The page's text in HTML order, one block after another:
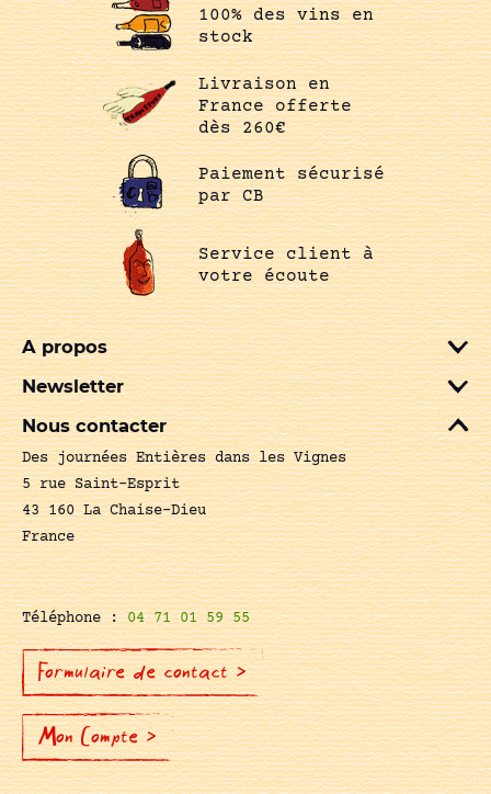
100% des vins en
stock
Livraison en
France offerte
dès 260€
Paiement sécurisé
par CB
Service client à
votre écoute
A propos
Newsletter
Nous contacter
Des journées Entières dans les Vignes
5 rue Saint-Esprit
43 160 La Chaise-Dieu
France
Téléphone :04 71 01 59 55
Formulaire de contact >
Mon Compte >